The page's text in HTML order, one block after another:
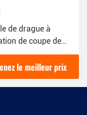
de drague à
de coupe de
de 12 pouces avec
de 200
cubes par heure
le meilleur prix